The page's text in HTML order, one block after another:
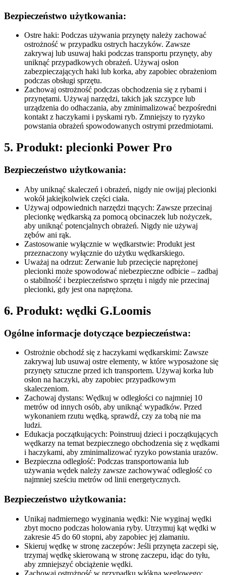
Bezpieczeństwo użytkowania:
Ostre haki: Podczas używania przynęty należy zachować
ostrożność w przypadku ostrych haczyków. Zawsze
zakrywaj lub usuwaj haki podczas transportu przynęty, aby
uniknąć przypadkowych obrażeń. Używaj osłon
zabezpieczających haki lub korka, aby zapobiec obrażeniom
podczas obsługi sprzętu.
Zachowaj ostrożność podczas obchodzenia się z rybami i
przynętami. Używaj narzędzi, takich jak szczypce lub
urządzenia do odhaczania, aby zminimalizować bezpośredni
kontakt z haczykami i pyskami ryb. Zmniejszy to ryzyko
powstania obrażeń spowodowanych ostrymi przedmiotami.
5. Produkt: plecionki Power Pro
Bezpieczeństwo użytkowania:
Aby uniknąć skaleczeń i obrażeń, nigdy nie owijaj plecionki
wokół jakiejkolwiek części ciała.
Używaj odpowiednich narzędzi tnących: Zawsze przecinaj
plecionkę wędkarską za pomocą obcinaczek lub nożyczek,
aby uniknąć potencjalnych obrażeń. Nigdy nie używaj
zębów ani rąk.
Zastosowanie wyłącznie w wędkarstwie: Produkt jest
przeznaczony wyłącznie do użytku wędkarskiego.
Uważaj na odrzut: Zerwanie lub przecięcie naprężonej
plecionki może spowodować niebezpieczne odbicie – zadbaj
o stabilność i bezpieczeństwo sprzętu i nigdy nie przecinaj
plecionki, gdy jest ona naprężona.
6. Produkt: wędki G.Loomis
Ogólne informacje dotyczące bezpieczeństwa:
Ostrożnie obchodź się z haczykami wędkarskimi: Zawsze
zakrywaj lub usuwaj ostre elementy, w które wyposażone się
przynęty sztuczne przed ich transportem. Używaj korka lub
osłon na haczyki, aby zapobiec przypadkowym
skaleczeniom.
Zachowaj dystans: Wędkuj w odległości co najmniej 10
metrów od innych osób, aby uniknąć wypadków. Przed
wykonaniem rzutu wędką, sprawdź, czy za tobą nie ma
ludzi.
Edukacja początkujących: Poinstruuj dzieci i początkujących
wędkarzy na temat bezpiecznego obchodzenia się z wędkami
i haczykami, aby zminimalizować ryzyko powstania urazów.
Bezpieczna odległość: Podczas transportowania lub
używania wędek należy zawsze zachowywać odległość co
najmniej sześciu metrów od linii energetycznych.
Bezpieczeństwo użytkowania:
Unikaj nadmiernego wyginania wędki: Nie wyginaj wędki
zbyt mocno podczas holowania ryby. Utrzymuj kąt wędki w
zakresie 45 do 60 stopni, aby zapobiec jej złamaniu.
Skieruj wędkę w stronę zaczepów: Jeśli przynęta zaczepi się,
trzymaj wędkę skierowaną w stronę zaczepu, idąc do tyłu,
aby zmniejszyć obciążenie wędki.
Zachowaj ostrożność w przypadku włókna węglowego: